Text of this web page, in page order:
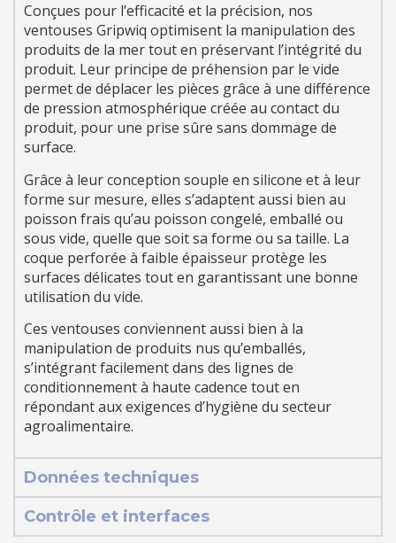
Conçues pour l’efficacité et la précision, nos
ventouses Gripwiq optimisent la manipulation des
produits de la mer tout en préservant l’intégrité du
produit. Leur principe de préhension par le vide
permet de déplacer les pièces grâce à une différence
de pression atmosphérique créée au contact du
produit, pour une prise sûre sans dommage de
surface.
Grâce à leur conception souple en silicone et à leur
forme sur mesure, elles s’adaptent aussi bien au
poisson frais qu’au poisson congelé, emballé ou
sous vide, quelle que soit sa forme ou sa taille. La
coque perforée à faible épaisseur protège les
surfaces délicates tout en garantissant une bonne
utilisation du vide.
Ces ventouses conviennent aussi bien à la
manipulation de produits nus qu’emballés,
s’intégrant facilement dans des lignes de
conditionnement à haute cadence tout en
répondant aux exigences d’hygiène du secteur
agroalimentaire.
Données techniques
Contrôle et interfaces